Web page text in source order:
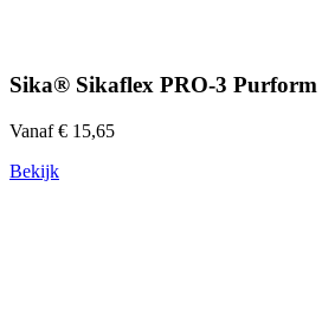
Sika® Sikaflex PRO-3
Vanaf € 15,65
Bekijk